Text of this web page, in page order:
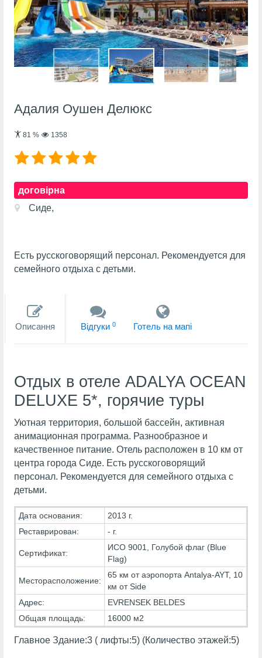
Адалия Оушен Делюкс
81 % 1358
договірна
Сиде,
Есть русскоговорящий персонал. Рекомендуется для
семейного отдыха с детьми.
Описання Вiдгуки 0 Готель на мапi
Отдых в отеле ADALYA OCEAN
DELUXE 5*, горячие туры
Уютная территория, большой бассейн, активная
анимационная программа. Разнообразное и
качественное питание. Отель расположен в 10 км от
центра города Сиде. Есть русскоговорящий
персонал. Рекомендуется для семейного отдыха с
детьми.
Дата основания:
2013 г.
Реставрирован:
- г.
Сертификат:
ИСО 9001, Голубой флаг (Blue
Flag)
Месторасположение:
65 км от аэропорта Antalya-AYT, 10
км от Side
Адрес:
EVRENSEK BELDES
Общая площадь:
16000 м2
Главное Здание:3 ( лифты:5) (Количество этажей:5)